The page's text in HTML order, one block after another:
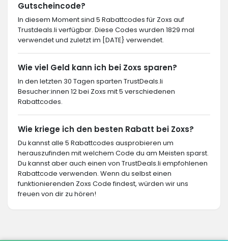
Gutscheincode?
In diesem Moment sind 5 Rabattcodes für Zoxs auf
Trustdeals.li verfügbar. Diese Codes wurden 1829 mal
verwendet und zuletzt im [DATE} verwendet.
Wie viel Geld kann ich bei Zoxs sparen?
In den letzten 30 Tagen sparten TrustDeals.li
Besucher:innen 12 bei Zoxs mit 5 verschiedenen
Rabattcodes.
Wie kriege ich den besten Rabatt bei Zoxs?
Du kannst alle 5 Rabattcodes ausprobieren um
herauszufinden mit welchem Code du am Meisten sparst.
Du kannst aber auch einen von TrustDeals.li empfohlenen
Rabattcode verwenden. Wenn du selbst einen
funktionierenden Zoxs Code findest, würden wir uns
freuen von dir zu hören!